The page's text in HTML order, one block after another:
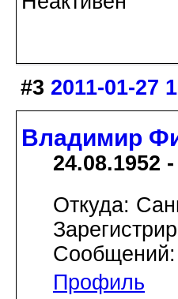
#3 2011-01-27
Владимир
24.08.1952
Откуда:
Сообщений:
Профиль